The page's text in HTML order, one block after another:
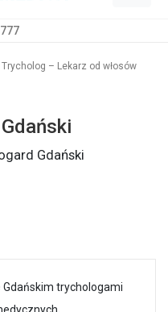
Trycholog – Lekarz od włosów
trychologami
Gdański